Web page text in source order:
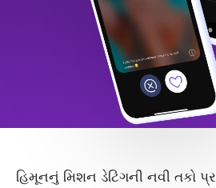
હિમૂનનું મિશન ડેટિંગની નવી તકો